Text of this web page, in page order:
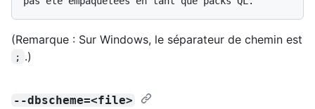
(Remarque : Sur Windows, le séparateur de chemin est
; .)
--dbscheme=<file>